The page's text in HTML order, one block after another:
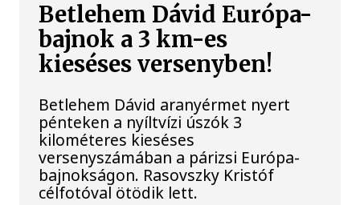
Betlehem Dávid Európa-
bajnok a 3 km-es
kieséses versenyben!
Betlehem Dávid aranyérmet nyert
pénteken a nyíltvízi úszók 3
kilométeres kieséses
versenyszámában a párizsi Európa-
bajnokságon. Rasovszky Kristóf
célfotóval ötödik lett.